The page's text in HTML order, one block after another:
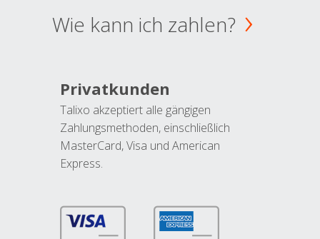
Wie kann ich zahlen?
Privatkunden
Talixo akzeptiert alle gängigen
Zahlungsmethoden, einschließlich
MasterCard, Visa und American
Express.